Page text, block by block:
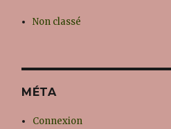
Non classé
MÉTA
Connexion